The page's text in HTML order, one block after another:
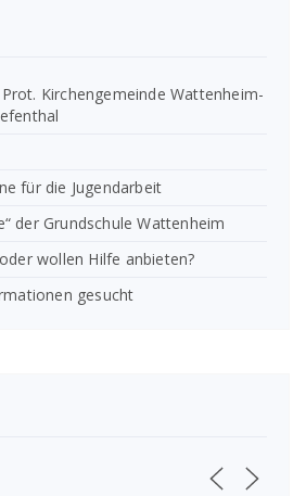
Kirchengemeinde Wattenheim-
für die Jugendarbeit
der Grundschule Wattenheim
wollen Hilfe anbieten?
gesucht